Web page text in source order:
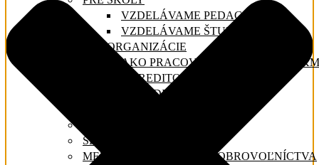
VZDELÁVAME PEDAGÓGOV
VZDELÁVAME ŠTUDENTOV
PRE ORGANIZÁCIE
AKO PRACOVAŤ S
AKREDITOVANÝ TRÉNING
AKREDITÁCIA
SRDCE NA DLANI
MEDZINÁRODNÝ ROK DOBROVOĽNÍCTVA